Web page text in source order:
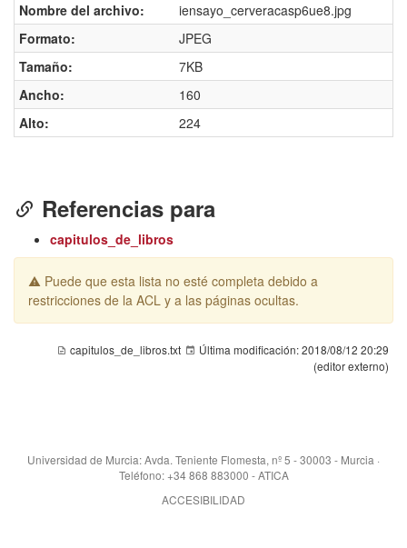
Nombre del archivo:
iensayo_cerveracasp6ue8.jpg
Formato:
JPEG
Tamaño:
7KB
Ancho:
160
Alto:
224
Referencias para
capitulos_de_libros
Puede que esta lista no esté completa debido a
restricciones de la ACL y a las páginas ocultas.
capitulos_de_libros.txt Última modificación:2018/08/12 20:29
(editor externo)
Universidad de Murcia: Avda. Teniente Flomesta, nº 5 - 30003 - Murcia ·
Teléfono: +34 868 883000 - ATICA
ACCESIBILIDAD